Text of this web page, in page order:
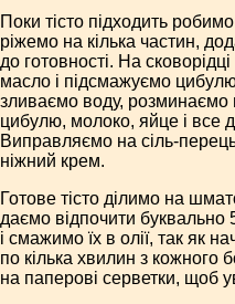
Поки тісто підходить
ріжемо на кілька частин,
до готовності. На
масло і підсмажуємо
зливаємо воду,
цибулю, молоко, яйце і все
Виправляємо на сіль-
ніжний крем.
Готове тісто ділимо на
даємо відпочити
і смажимо їх в олії, так як
по кілька хвилин з кожного
на паперові серветки, щоб